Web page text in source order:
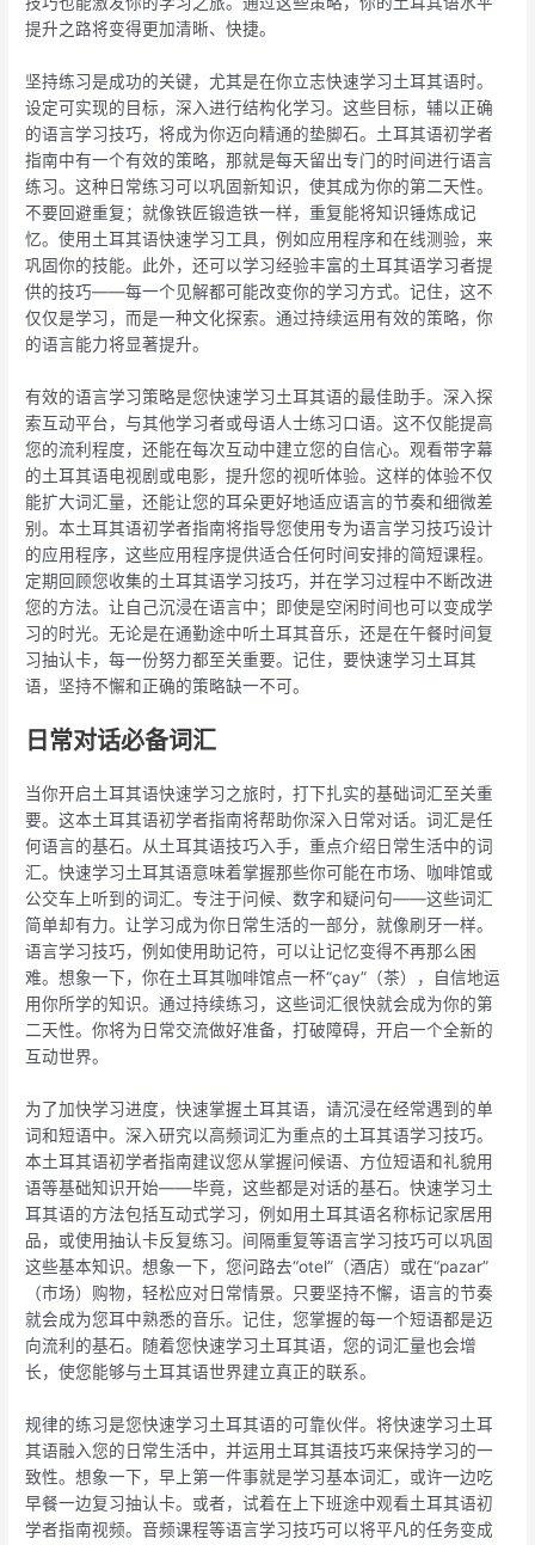
提升之路将变得更加清晰、快捷。
坚持练习是成功的关键，尤其是在你立志快速学习土耳其语时。
设定可实现的目标，深入进行结构化学习。这些目标，辅以正确
的语言学习技巧，将成为你迈向精通的垫脚石。土耳其语初学者
指南中有一个有效的策略，那就是每天留出专门的时间进行语言
练习。这种日常练习可以巩固新知识，使其成为你的第二天性。
不要回避重复；就像铁匠锻造铁一样，重复能将知识锤炼成记
忆。使用土耳其语快速学习工具，例如应用程序和在线测验，来
巩固你的技能。此外，还可以学习经验丰富的土耳其语学习者提
供的技巧——每一个见解都可能改变你的学习方式。记住，这不
仅仅是学习，而是一种文化探索。通过持续运用有效的策略，你
的语言能力将显著提升。
有效的语言学习策略是您快速学习土耳其语的最佳助手。深入探
索互动平台，与其他学习者或母语人士练习口语。这不仅能提高
您的流利程度，还能在每次互动中建立您的自信心。观看带字幕
的土耳其语电视剧或电影，提升您的视听体验。这样的体验不仅
能扩大词汇量，还能让您的耳朵更好地适应语言的节奏和细微差
别。本土耳其语初学者指南将指导您使用专为语言学习技巧设计
的应用程序，这些应用程序提供适合任何时间安排的简短课程。
定期回顾您收集的土耳其语学习技巧，并在学习过程中不断改进
您的方法。让自己沉浸在语言中；即使是空闲时间也可以变成学
习的时光。无论是在通勤途中听土耳其音乐，还是在午餐时间复
习抽认卡，每一份努力都至关重要。记住，要快速学习土耳其
语，坚持不懈和正确的策略缺一不可。
日常对话必备词汇
当你开启土耳其语快速学习之旅时，打下扎实的基础词汇至关重
要。这本土耳其语初学者指南将帮助你深入日常对话。词汇是任
何语言的基石。从土耳其语技巧入手，重点介绍日常生活中的词
汇。快速学习土耳其语意味着掌握那些你可能在市场、咖啡馆或
公交车上听到的词汇。专注于问候、数字和疑问句——这些词汇
简单却有力。让学习成为你日常生活的一部分，就像刷牙一样。
语言学习技巧，例如使用助记符，可以让记忆变得不再那么困
难。想象一下，你在土耳其咖啡馆点一杯“çay”（茶），自信地运
用你所学的知识。通过持续练习，这些词汇很快就会成为你的第
二天性。你将为日常交流做好准备，打破障碍，开启一个全新的
互动世界。
为了加快学习进度，快速掌握土耳其语，请沉浸在经常遇到的单
词和短语中。深入研究以高频词汇为重点的土耳其语学习技巧。
本土耳其语初学者指南建议您从掌握问候语、方位短语和礼貌用
语等基础知识开始——毕竟，这些都是对话的基石。快速学习土
耳其语的方法包括互动式学习，例如用土耳其语名称标记家居用
品，或使用抽认卡反复练习。间隔重复等语言学习技巧可以巩固
这些基本知识。想象一下，您问路去“otel”（酒店）或在“pazar”
（市场）购物，轻松应对日常情景。只要坚持不懈，语言的节奏
就会成为您耳中熟悉的音乐。记住，您掌握的每一个短语都是迈
向流利的基石。随着您快速学习土耳其语，您的词汇量也会增
长，使您能够与土耳其语世界建立真正的联系。
规律的练习是您快速学习土耳其语的可靠伙伴。将快速学习土耳
其语融入您的日常生活中，并运用土耳其语技巧来保持学习的一
致性。想象一下，早上第一件事就是学习基本词汇，或许一边吃
早餐一边复习抽认卡。或者，试着在上下班途中观看土耳其语初
学者指南视频。音频课程等语言学习技巧可以将平凡的任务变成